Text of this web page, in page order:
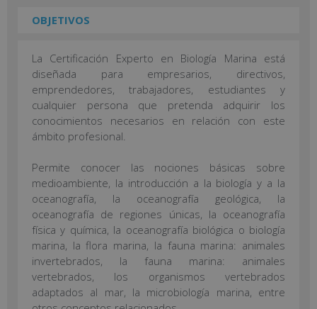
OBJETIVOS
La Certificación Experto en Biología Marina está
diseñada para empresarios, directivos,
emprendedores, trabajadores, estudiantes y
cualquier persona que pretenda adquirir los
conocimientos necesarios en relación con este
ámbito profesional.
Permite conocer las nociones básicas sobre
medioambiente, la introducción a la biología y a la
oceanografía, la oceanografía geológica, la
oceanografía de regiones únicas, la oceanografía
física y química, la oceanografía biológica o biología
marina, la flora marina, la fauna marina: animales
invertebrados, la fauna marina: animales
vertebrados, los organismos vertebrados
adaptados al mar, la microbiología marina, entre